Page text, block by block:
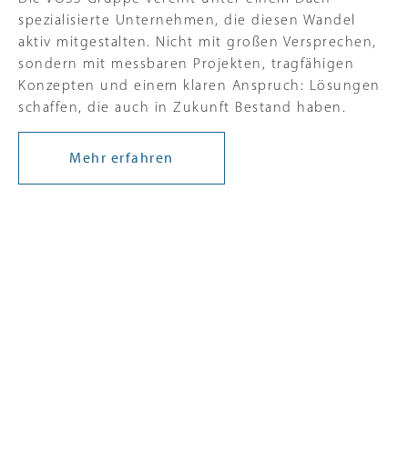
spezialisierte Unternehmen, die diesen Wandel
aktiv mitgestalten. Nicht mit großen Versprechen,
sondern mit messbaren Projekten, tragfähigen
Konzepten und einem klaren Anspruch: Lösungen
schaffen, die auch in Zukunft Bestand haben.
Mehr erfahren